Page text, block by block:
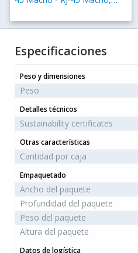
Especificaciones
Peso y dimensiones
Peso
Detalles técnicos
Sustainability certificates
Otras características
Cantidad por caja
Empaquetado
Ancho del paquete
Profundidad del paquete
Peso del paquete
Altura del paquete
Datos de logística